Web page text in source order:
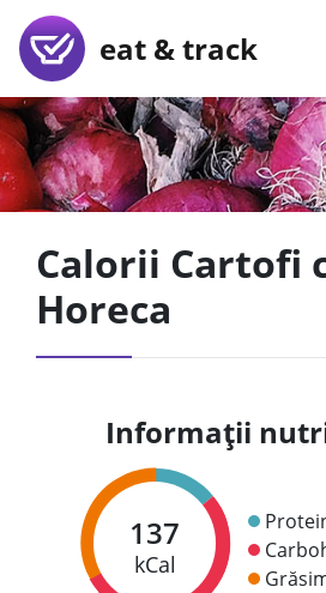
eat & track
Calorii Cartofi
Horeca
Informații
137
kCal